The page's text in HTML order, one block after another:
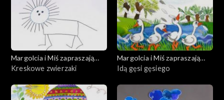
Margolcia i Miś zapraszają
dziś
Kreskowe zwierzaki
Margolcia i Miś zapraszają
dziś
Idą gęsi gęsiego